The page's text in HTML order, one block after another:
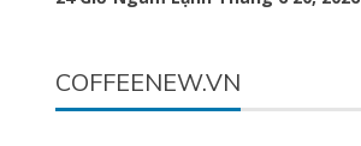
COFFEENEW.VN